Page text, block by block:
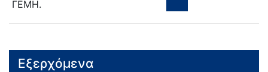
ΓΕΜΗ.
Εξερχόμενα